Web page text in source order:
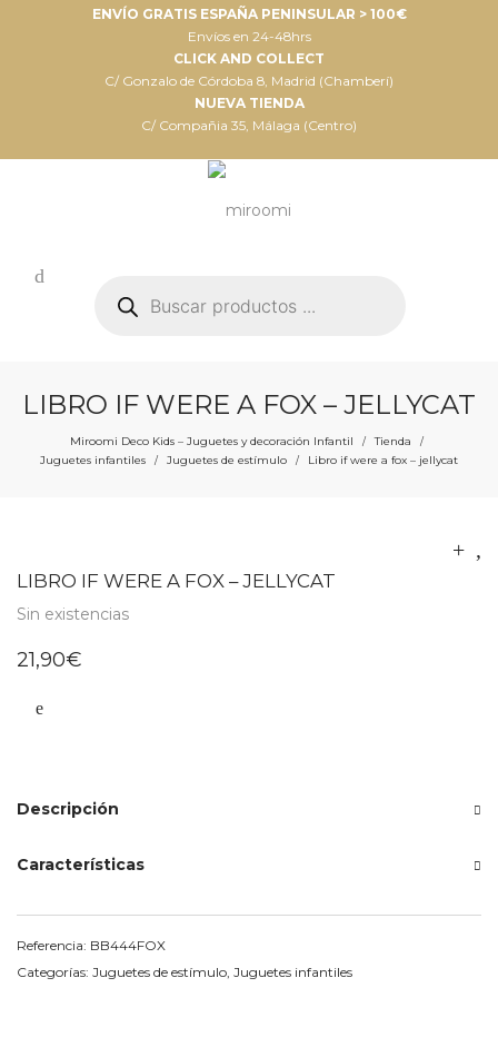
ENVÍO GRATIS ESPAÑA PENINSULAR > 100€
Envíos en 24-48hrs
CLICK AND COLLECT
C/ Gonzalo de Córdoba 8, Madrid (Chamberí)
NUEVA TIENDA
C/ Compañia 35, Málaga (Centro)
productos
LIBRO IF WERE A FOX – JELLYCAT
Miroomi Deco Kids – Juguetes y decoración Infantil / Tienda /
Juguetes infantiles / Juguetes de estímulo / Libro if were a fox – jellycat
LIBRO IF WERE A FOX – JELLYCAT
Sin existencias
21,90€
Descripción
Características
Referencia: BB444FOX
Categorías: Juguetes de estímulo Juguetes infantiles